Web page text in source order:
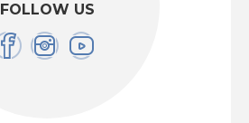
FOLLOW US